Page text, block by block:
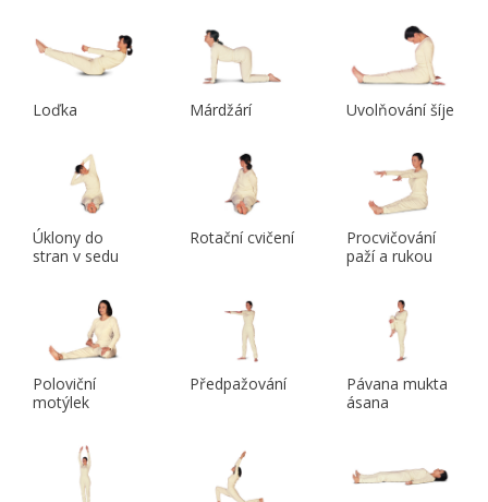
Loďka Márdžárí Uvolňování šíje
Úklony do
stran v sedu
Rotační cvičení
Procvičování
paží a rukou
Poloviční
motýlek
Předpažování
Pávana mukta
ásana